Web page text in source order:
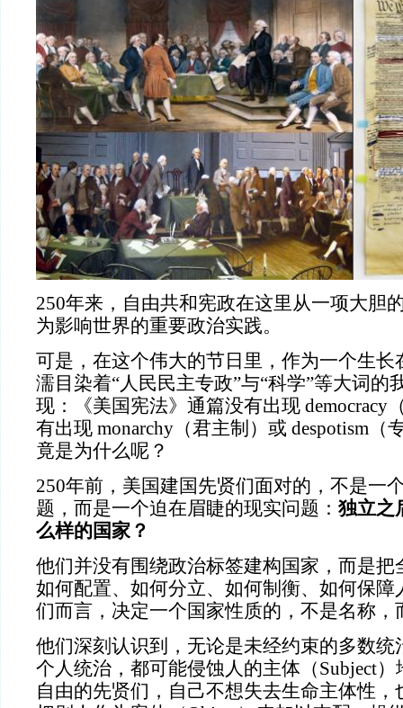
250年来，自由共和宪政在这里从一项大胆
为影响世界的重要政治实践。
可是，在这个伟大的节日里，作为一个生长
濡目染着“人民民主专政”与“科学”等大词的
现：《美国宪法》通篇没有出现 democracy
有出现 monarchy（君主制）或 despotism（
竟是为什么呢？
250年前，美国建国先贤们面对的，不是一
题，而是一个迫在眉睫的现实问题： 独立之
么样的国家？
他们并没有围绕政治标签建构国家，而是把
如何配置、如何分立、如何制衡、如何保障
们而言，决定一个国家性质的，不是名称，
他们深刻认识到，无论是未经约束的多数统
个人统治，都可能侵蚀人的主体（Subject
自由的先贤们，自己不想失去生命主体性，